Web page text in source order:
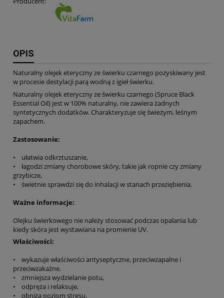
OPIS
Naturalny olejek eteryczny ze świerku czarnego pozyskiwany jest
w procesie destylacji parą wodną z igieł świerku.
Naturalny olejek eteryczny ze świerku czarnego (Spruce Black
Essential Oil) jest w 100% naturalny, nie zawiera żadnych
syntetycznych dodatków. Charakteryzuje się świeżym, leśnym
zapachem.
Zastosowanie:
• ułatwia odkrztuszanie,
• łagodzi zmiany chorobowe skóry, takie jak ropnie czy zmiany
grzybicze,
• świetnie sprawdzi się do inhalacji w stanach przeziębienia.
Ważne informacje:
Olejku świerkowego nie należy stosować podczas opalania lub
kiedy skóra jest wystawiana na promienie UV.
Właściwości:
• wykazuje właściwości antyseptyczne, przeciwzapalne i
przeciwzakaźne.
• zmniejsza wydzielanie potu,
• odpręża i relaksuje,
• obniża poziom stresu.